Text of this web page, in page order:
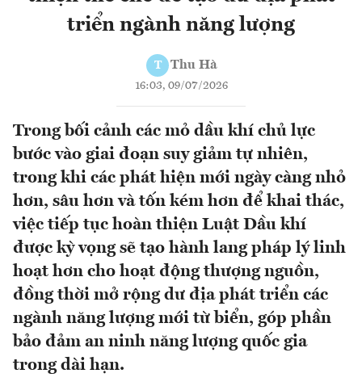
triển ngành năng lượng
T Thu Hà
16:03, 09/07/2026
Trong bối cảnh các mỏ dầu khí chủ lực
bước vào giai đoạn suy giảm tự nhiên,
trong khi các phát hiện mới ngày càng nhỏ
hơn, sâu hơn và tốn kém hơn để khai thác,
việc tiếp tục hoàn thiện Luật Dầu khí
được kỳ vọng sẽ tạo hành lang pháp lý linh
hoạt hơn cho hoạt động thượng nguồn,
đồng thời mở rộng dư địa phát triển các
ngành năng lượng mới từ biển, góp phần
bảo đảm an ninh năng lượng quốc gia
trong dài hạn.